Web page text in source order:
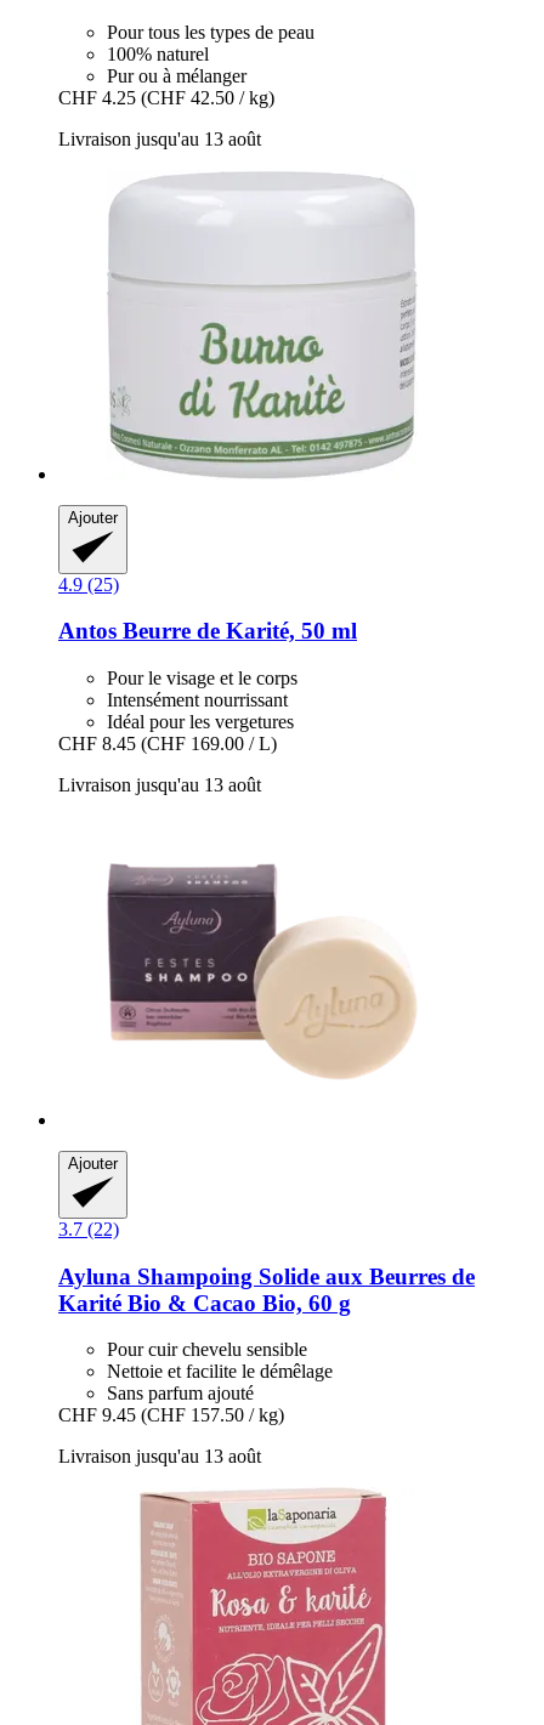
Pour tous les types de peau
100% naturel
Pur ou à mélanger
CHF 4.25 (CHF 42.50 / kg)
Livraison jusqu'au 13 août
Ajouter
4.9 (25)
Antos Beurre de Karité, 50 ml
Pour le visage et le corps
Intensément nourrissant
Idéal pour les vergetures
CHF 8.45 (CHF 169.00 / L)
Livraison jusqu'au 13 août
Ajouter
3.7 (22)
Ayluna Shampoing Solide aux Beurres de
Karité Bio & Cacao Bio, 60 g
Pour cuir chevelu sensible
Nettoie et facilite le démêlage
Sans parfum ajouté
CHF 9.45 (CHF 157.50 / kg)
Livraison jusqu'au 13 août